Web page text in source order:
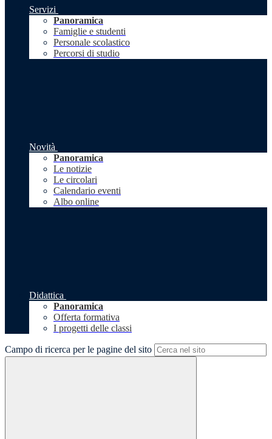
Servizi
Panoramica
Famiglie e studenti
Personale scolastico
Percorsi di studio
Novità
Panoramica
Le notizie
Le circolari
Calendario eventi
Albo online
Didattica
Panoramica
Offerta formativa
I progetti delle classi
Campo di ricerca per le pagine del sito